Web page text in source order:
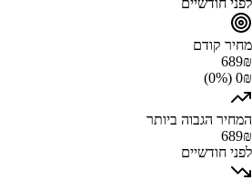
מחיר קודם
689₪
0₪ (0%)
המחיר הגבוה ביותר
689₪
לפני חודשיים